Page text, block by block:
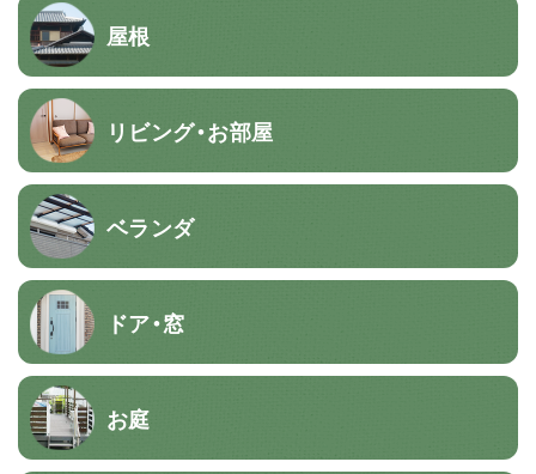
屋根
リビング・お部屋
ベランダ
ドア・窓
お庭